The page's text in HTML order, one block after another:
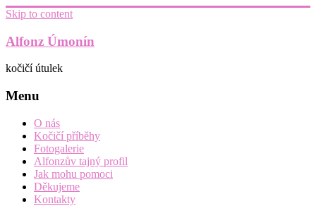
Skip to content
Alfonz Úmonín
kočičí útulek
Menu
O nás
Kočičí příběhy
Fotogalerie
Alfonzův tajný profil
Jak mohu pomoci
Děkujeme
Kontakty